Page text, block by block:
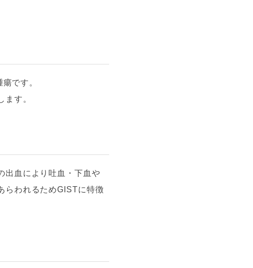
です。
す。
出血により吐血・下血や
らわれるためGISTに特徴